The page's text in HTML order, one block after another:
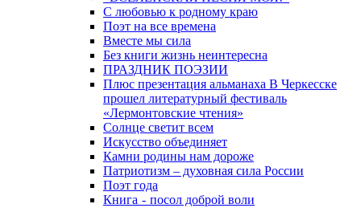
С любовью к родному краю
Поэт на все времена
Вместе мы сила
Без книги жизнь неинтересна
ПРАЗДНИК ПОЭЗИИ
Плюс презентация альманаха В Черкесске
прошел литературный фестиваль
«Лермонтовские чтения»
Солнце светит всем
Искусство объединяет
Камни родины нам дороже
Патриотизм – духовная сила России
Поэт года
Книга - посол доброй воли